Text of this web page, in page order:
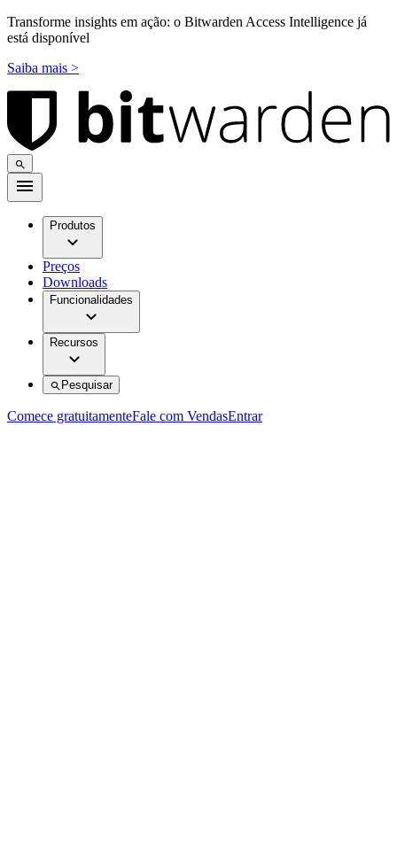
Transforme insights em ação: o Bitwarden Access Intelligence já
está disponível
Saiba mais >
Produtos
Preços
Downloads
Funcionalidades
Recursos
Pesquisar
Comece gratuitamenteFale com VendasEntrar